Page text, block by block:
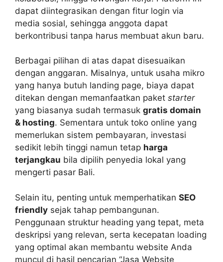
dapat diintegrasikan dengan fitur login via
media sosial, sehingga anggota dapat
berkontribusi tanpa harus membuat akun baru.
Berbagai pilihan di atas dapat disesuaikan
dengan anggaran. Misalnya, untuk usaha mikro
yang hanya butuh landing page, biaya dapat
ditekan dengan memanfaatkan paket starter
yang biasanya sudah termasuk gratis domain
& hosting. Sementara untuk toko online yang
memerlukan sistem pembayaran, investasi
sedikit lebih tinggi namun tetap harga
terjangkau bila dipilih penyedia lokal yang
mengerti pasar Bali.
Selain itu, penting untuk memperhatikan SEO
friendly sejak tahap pembangunan.
Penggunaan struktur heading yang tepat, meta
deskripsi yang relevan, serta kecepatan loading
yang optimal akan membantu website Anda
muncul di hasil pencarian “Jasa Website